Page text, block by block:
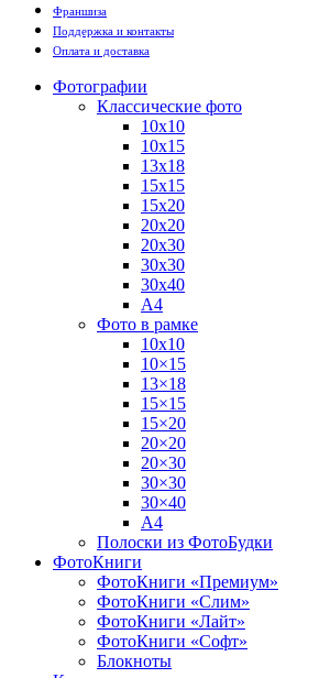
Франшиза
Поддержка и контакты
Оплата и доставка
Фотографии
Классические фото
10х10
10х15
13х18
15х15
15х20
20х20
20х30
30х30
30х40
А4
Фото в рамке
10х10
10×15
13×18
15×15
15×20
20×20
20×30
30×30
30×40
A4
Полоски из ФотоБудки
ФотоКниги
ФотоКниги «Премиум»
ФотоКниги «Слим»
ФотоКниги «Лайт»
ФотоКниги «Софт»
Блокноты